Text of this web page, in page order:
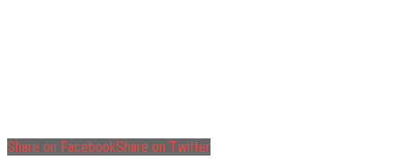
Share on FacebookShare on Twitter